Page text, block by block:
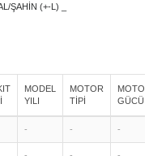
ŞAHİN (+-L) _
MODEL
YILI
MOTOR
TİPİ
GÜCÜ
- - -